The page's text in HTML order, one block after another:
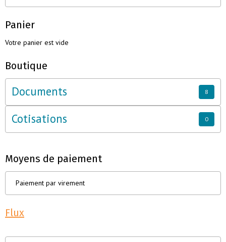
Panier
Votre panier est vide
Boutique
Documents 8
Cotisations 0
Moyens de paiement
Paiement par virement
Flux